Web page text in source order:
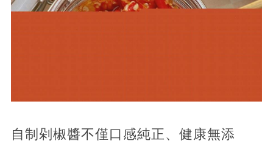
自制剁椒醬不僅口感純正、健康無添